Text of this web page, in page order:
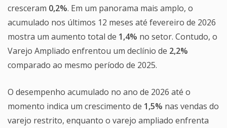
cresceram 0,2%. Em um panorama mais amplo, o
acumulado nos últimos 12 meses até fevereiro de 2026
mostra um aumento total de 1,4% no setor. Contudo, o
Varejo Ampliado enfrentou um declínio de 2,2%
comparado ao mesmo período de 2025.
O desempenho acumulado no ano de 2026 até o
momento indica um crescimento de 1,5% nas vendas do
varejo restrito, enquanto o varejo ampliado enfrenta